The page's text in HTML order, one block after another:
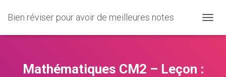
Bien réviser pour avoir de meilleures notes
U
Mathématiques CM2 – Leçon :